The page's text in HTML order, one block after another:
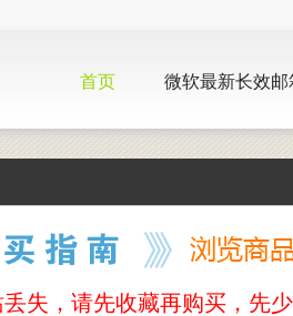
首页 微软最新长效邮
失，请先收藏再购买，先